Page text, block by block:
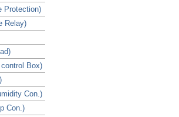
Protection)
Relay)
Box)
Con.)
Con.)